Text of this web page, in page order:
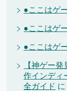
●ここはゲ
●ここはゲ
●ここはゲ
【神ゲー
作インディ
全ガイド に